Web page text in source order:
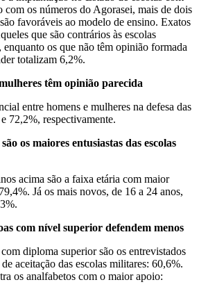
com os números do Agorasei, mais de dois
favoráveis ao modelo de ensino. Exatos
que são contrários às escolas
os que não têm opinião formada
totalizam 6,2%.
têm opinião parecida
entre homens e mulheres na defesa das
72,2%, respectivamente.
os maiores entusiastas das escolas
acima são a faixa etária com maior
Já os mais novos, de 16 a 24 anos,
com nível superior defendem menos
diploma superior são os entrevistados
aceitação das escolas militares: 60,6%.
os analfabetos com o maior apoio: